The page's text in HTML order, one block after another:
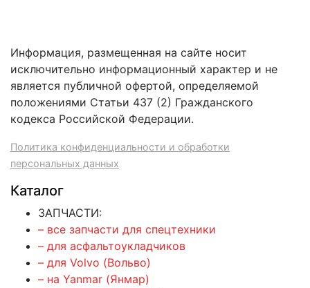
Информация, размещенная на сайте носит
исключительно информационный характер и не
является публичной офертой, определяемой
положениями Статьи 437 (2) Гражданского
кодекса Российской Федерации.
Политика конфиденциальности и обработки
персональных данных
Каталог
ЗАПЧАСТИ:
– все запчасти для спецтехники
– для асфальтоукладчиков
– для Volvo (Вольво)
– на Yanmar (Янмар)